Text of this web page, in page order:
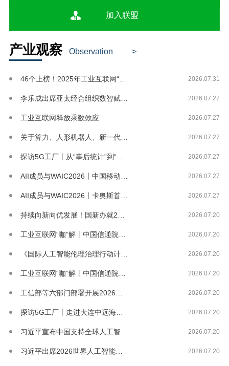
加入联盟
产业观察 Observation >
46个上榜！2025年工业互联网“链网协... 2026.07.31
李乐成出席亚太经合组织数智赋能高级别对话 2026.07.27
工业互联网释放乘数效应 2026.07.27
关于算力、人形机器人、新一代通信网，工信... 2026.07.27
探访5G工厂丨从“事后统计”到“实时感知... 2026.07.27
AII成员与WAIC2026丨中国移动正... 2026.07.27
AII成员与WAIC2026丨卡奥斯首展... 2026.07.27
持续向新向优发展！国新办就2026年上半... 2026.07.20
工业互联网“咖”解丨中国信通院余晓晖：推... 2026.07.20
《国际人工智能伦理治理行动计划》发布 2026.07.20
工业互联网“咖”解丨中国信通院敖立：深化... 2026.07.20
工信部等六部门部署开展2026年度智能工... 2026.07.20
探访5G工厂丨走进大连中远海运重工5G工... 2026.07.20
习近平宣布中国支持全球人工智能发展重大举... 2026.07.20
习近平出席2026世界人工智能大会暨人工... 2026.07.20